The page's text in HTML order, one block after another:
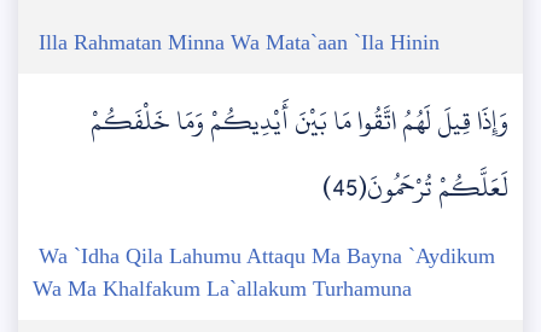
Illa Rahmatan Minna Wa Mata`aan `Ila Hinin
وَإِذَا قِيلَ لَهُمُ اتَّقُوا مَا بَيْنَ أَيْدِيكُمْ وَمَا خَلْفَكُمْ
لَعَلَّكُمْ تُرْحَمُونَ(45)
Wa `Idha Qila Lahumu Attaqu Ma Bayna `Aydikum
Wa Ma Khalfakum La`allakum Turhamuna